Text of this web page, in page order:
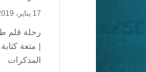
17 يناير، 2019
رحلة قلم
| متعة كتابة
المذكرات